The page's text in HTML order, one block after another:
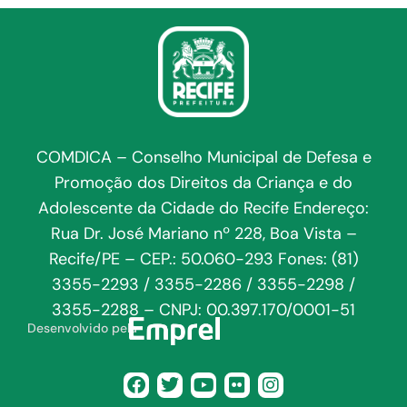
COMDICA – Conselho Municipal de Defesa e
Promoção dos Direitos da Criança e do
Adolescente da Cidade do Recife Endereço:
Rua Dr. José Mariano nº 228, Boa Vista –
Recife/PE – CEP.: 50.060-293 Fones: (81)
3355-2293 / 3355-2286 / 3355-2298 /
3355-2288 – CNPJ: 00.397.170/0001-51
Desenvolvido pela